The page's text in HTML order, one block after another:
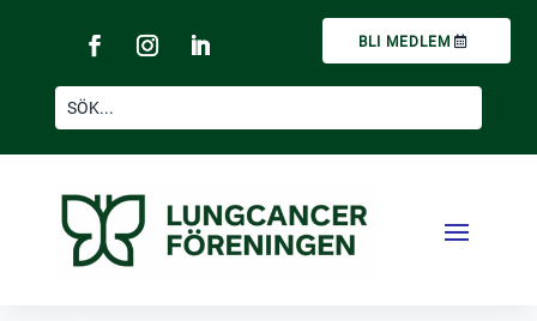
BLI MEDLEM